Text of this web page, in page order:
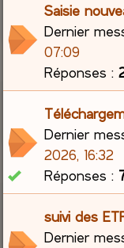
Saisie
Dernier
07:09
Réponses :
Dernier
2026, 16:32
Réponses :
suivi des
Dernier